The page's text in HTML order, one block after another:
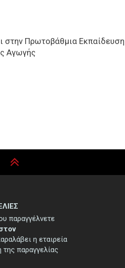
στην Πρωτοβάθμια
Αγωγής
παραγγέλνετε
η εταιρεία
παραγγελίας